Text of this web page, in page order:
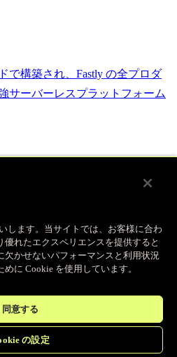
で構築され、Fastly の全プロダ
サーバーレスプラットフォーム
ァイルにエッジで直接アクセス
シュ
します。当サイトでは、お客様に合わ
れたエクスペリエンスを提供すると
欠かせないパフォーマンスと利用状況
に Cookie を使用しています。
同意する
の設定